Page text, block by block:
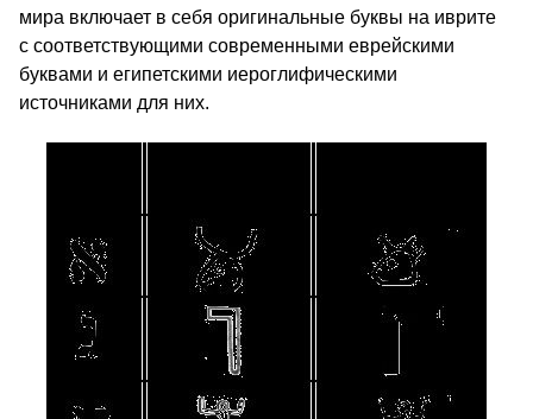
мира включает в себя оригинальные буквы на иврите
с соответствующими современными еврейскими
буквами и египетскими иероглифическими
источниками для них.